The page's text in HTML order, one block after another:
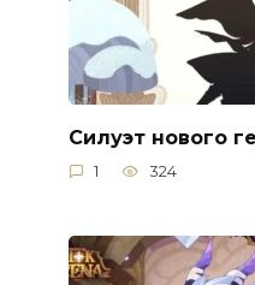
Силуэт нового
1 324